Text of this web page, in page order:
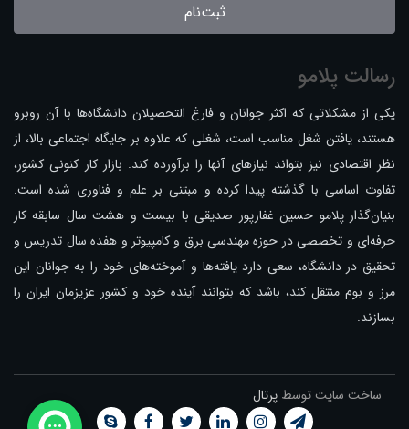
ثبت‌نام
رسالت پلامو
یکی از مشکلاتی که اکثر جوانان و فارغ التحصیلان دانشگاه‌ها با آن روبرو
هستند، یافتن شغل مناسب است، شغلی که علاوه بر جایگاه اجتماعی بالا، از
نظر اقتصادی نیز بتواند نیازهای آنها را برآورده کند. بازار کار کنونی کشور،
تفاوت اساسی با گذشته پیدا کرده و مبتنی بر علم و فناوری شده است.
بنیان‌گذار پلامو حسین غفارپور صدیقی با بیست و هشت سال سابقه کار
حرفه‌ای و تخصصی در حوزه مهندسی برق و کامپیوتر و هفده سال تدریس و
تحقیق در دانشگاه، سعی دارد یافته‌ها و آموخته‌های خود را به جوانان این
مرز و بوم منتقل کند، باشد که بتوانند آینده خود و کشور عزیزمان ایران را
بسازند.
ساخت سایت توسط پرتال